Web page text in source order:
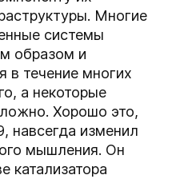
Многие
системы
образом и
в течение многих
а некоторые
Хорошо это,
навсегда изменил
мышления. Он
катализатора